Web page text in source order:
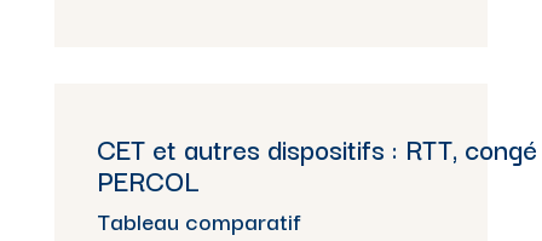
CET et autres dispositifs : RTT,
PERCOL
Tableau comparatif